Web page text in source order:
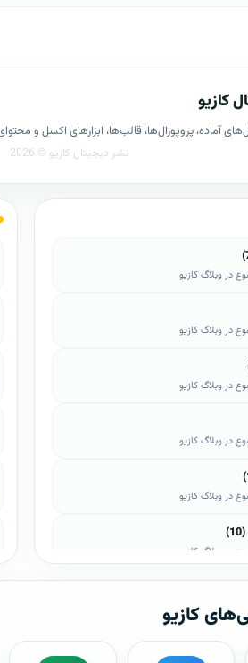
کازیو
آماده، پروپوزال‌ها، قالب‌ها، ابزارهای اکسل و
در وبلاگ کازیو
در وبلاگ کازیو
در وبلاگ کازیو
در وبلاگ کازیو
در وبلاگ کازیو
در وبلاگ کازیو
در وبلاگ کازیو
کازیو